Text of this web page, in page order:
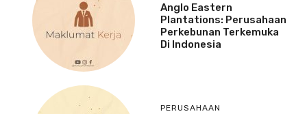
Anglo Eastern
Plantations: Perusahaan
Perkebunan Terkemuka
Di Indonesia
PERUSAHAAN